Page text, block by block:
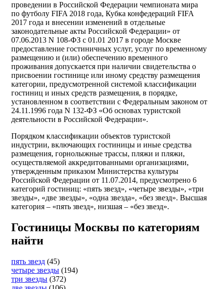
проведении в Российской Федерации чемпионата мира
по футболу FIFA 2018 года, Кубка конфедераций FIFA
2017 года и внесении изменений в отдельные
законодательные акты Российской Федерации» от
07.06.2013 N 108-ФЗ с 01.01 2017 в городе Москве
предоставление гостиничных услуг, услуг по временному
размещению и (или) обеспечению временного
проживания допускается при наличии свидетельства о
присвоении гостинице или иному средству размещения
категории, предусмотренной системой классификации
гостиниц и иных средств размещения, в порядке,
установленном в соответствии с Федеральным законом от
24.11.1996 года N 132-ФЗ «Об основах туристской
деятельности в Российской Федерации».
Порядком классификации объектов туристской
индустрии, включающих гостиницы и иные средства
размещения, горнолыжные трассы, пляжи и пляжи,
осуществляемой аккредитованными организациями,
утвержденным приказом Министерства культуры
Российской Федерации от 11.07.2014, предусмотрено 6
категорий гостиниц: «пять звезд», «четыре звезды», «три
звезды», «две звезды», «одна звезда», «без звезд». Высшая
категория – «пять звезд», низшая – «без звезд».
Гостиницы Москвы по категориям
найти
пять звезд (45)
четыре звезды (194)
три звезды (372)